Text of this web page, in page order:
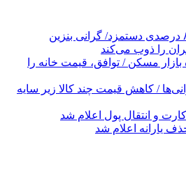
عقب‌ماندگی ۶۸ تا ۸۳ درصدی دستمزد/ گرانی بنزین
را ذوب می‌کند
بازار مسکن / توافق، قیمت خانه را
/ کاهش قیمت چند کالا زیر سایه
و انتقال پول اعلام شد
یارانه اعلام شد